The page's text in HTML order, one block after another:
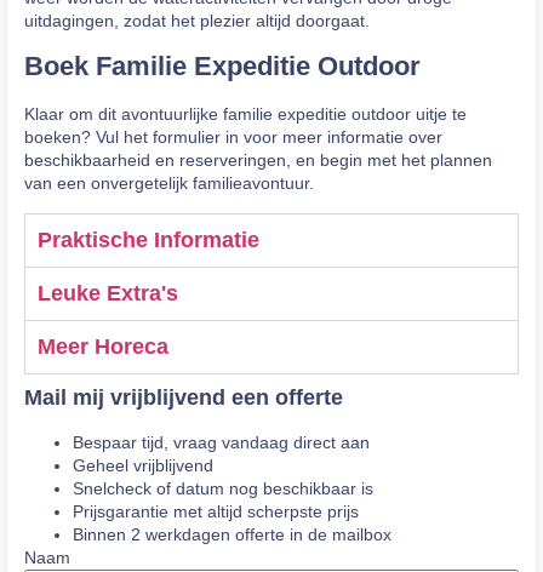
uitdagingen, zodat het plezier altijd doorgaat.
Boek Familie Expeditie Outdoor
Klaar om dit avontuurlijke familie expeditie outdoor uitje te
boeken? Vul het formulier in voor meer informatie over
beschikbaarheid en reserveringen, en begin met het plannen
van een onvergetelijk familieavontuur.
Praktische Informatie
Leuke Extra's
Meer Horeca
Mail mij vrijblijvend een offerte
Bespaar tijd, vraag vandaag direct aan
Geheel vrijblijvend
Snelcheck of datum nog beschikbaar is
Prijsgarantie met altijd scherpste prijs
Binnen 2 werkdagen offerte in de mailbox
Naam